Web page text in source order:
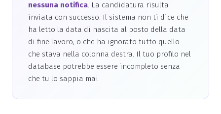
nessuna notifica. La candidatura risulta
inviata con successo. Il sistema non ti dice che
ha letto la data di nascita al posto della data
di fine lavoro, o che ha ignorato tutto quello
che stava nella colonna destra. Il tuo profilo nel
database potrebbe essere incompleto senza
che tu lo sappia mai.